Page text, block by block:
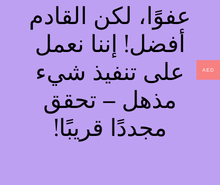
عفوًا، لكن القادم
أفضل! إننا نعمل
على تنفيذ شيء
مذهل – تحقق
مجددًا قريبًا!
AED